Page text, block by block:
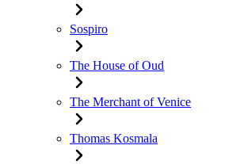
Sospiro
The House of Oud
The Merchant of Venice
Thomas Kosmala